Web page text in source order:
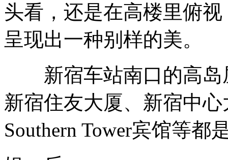
头看，还是在高楼里俯
呈现出一种别样的美。
新宿车站南口的高岛
新宿住友大厦、新宿中
Southern Tower宾馆等都